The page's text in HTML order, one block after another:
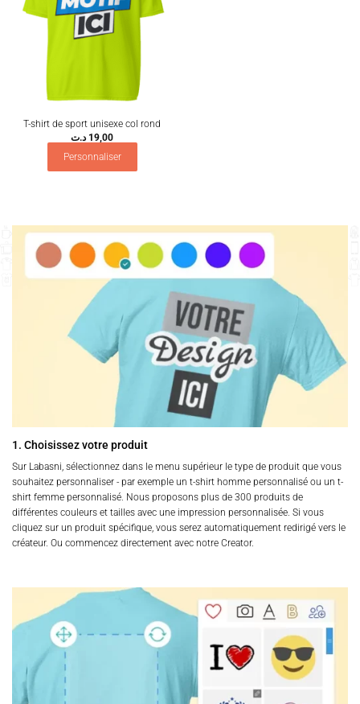
T-shirt de sport unisexe col rond
19,00 د.ت
Personnaliser
1. Choisissez votre produit
Sur Labasni, sélectionnez dans le menu supérieur le type de produit que vous
souhaitez personnaliser - par exemple un t-shirt homme personnalisé ou un t-
shirt femme personnalisé. Nous proposons plus de 300 produits de
différentes couleurs et tailles avec une impression personnalisée. Si vous
cliquez sur un produit spécifique, vous serez automatiquement redirigé vers le
créateur. Ou commencez directement avec notre Creator.